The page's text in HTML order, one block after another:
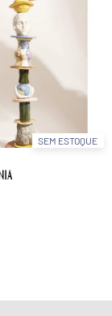
SEM ESTOQUE